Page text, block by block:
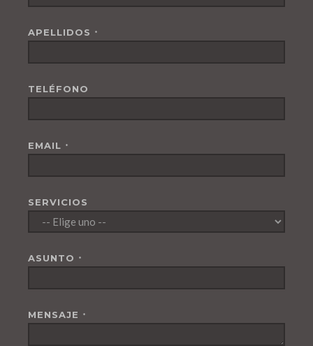
APELLIDOS *
TELÉFONO
EMAIL *
SERVICIOS
ASUNTO *
MENSAJE *